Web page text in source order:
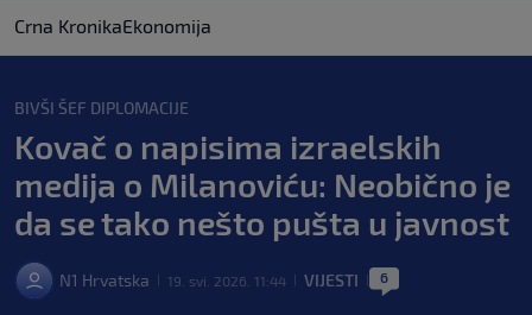
Crna KronikaEkonomija
BIVŠI ŠEF DIPLOMACIJE
Kovač o napisima izraelskih
medija o Milanoviću: Neobično je
da se tako nešto pušta u javnost
N1 Hrvatska 19. svi. 2026. 11:44 VIJESTI 6